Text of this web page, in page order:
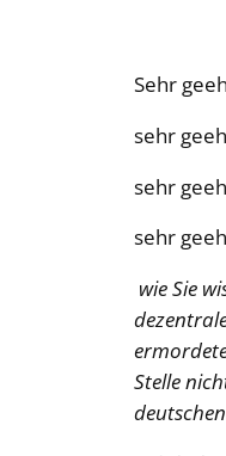
Sehr
sehr
sehr
sehr
wie Sie
Stelle